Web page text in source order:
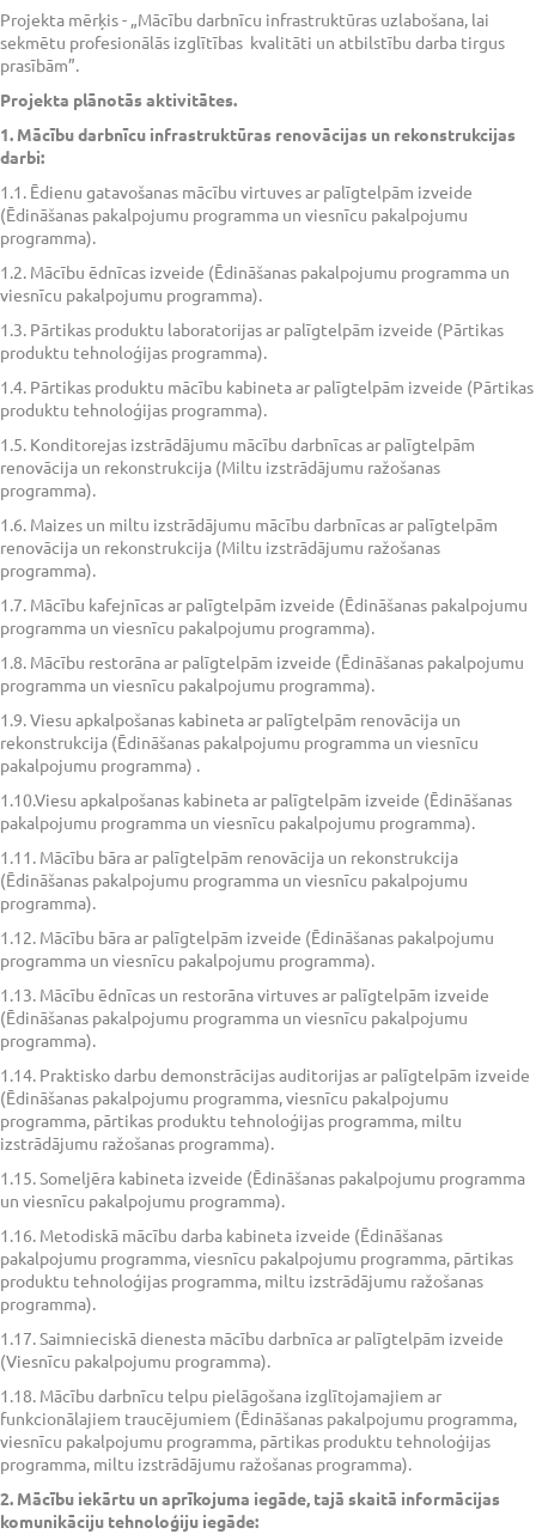
Projekta mērķis - „Mācību darbnīcu infrastruktūras uzlabošana, lai
sekmētu profesionālās izglītības kvalitāti un atbilstību darba tirgus
prasībām”.
Projekta plānotās aktivitātes.
1. Mācību darbnīcu infrastruktūras renovācijas un rekonstrukcijas
darbi:
1.1. Ēdienu gatavošanas mācību virtuves ar palīgtelpām izveide
(Ēdināšanas pakalpojumu programma un viesnīcu pakalpojumu
programma).
1.2. Mācību ēdnīcas izveide (Ēdināšanas pakalpojumu programma un
viesnīcu pakalpojumu programma).
1.3. Pārtikas produktu laboratorijas ar palīgtelpām izveide (Pārtikas
produktu tehnoloģijas programma).
1.4. Pārtikas produktu mācību kabineta ar palīgtelpām izveide (Pārtikas
produktu tehnoloģijas programma).
1.5. Konditorejas izstrādājumu mācību darbnīcas ar palīgtelpām
renovācija un rekonstrukcija (Miltu izstrādājumu ražošanas
programma).
1.6. Maizes un miltu izstrādājumu mācību darbnīcas ar palīgtelpām
renovācija un rekonstrukcija (Miltu izstrādājumu ražošanas
programma).
1.7. Mācību kafejnīcas ar palīgtelpām izveide (Ēdināšanas pakalpojumu
programma un viesnīcu pakalpojumu programma).
1.8. Mācību restorāna ar palīgtelpām izveide (Ēdināšanas pakalpojumu
programma un viesnīcu pakalpojumu programma).
1.9. Viesu apkalpošanas kabineta ar palīgtelpām renovācija un
rekonstrukcija (Ēdināšanas pakalpojumu programma un viesnīcu
pakalpojumu programma) .
1.10.Viesu apkalpošanas kabineta ar palīgtelpām izveide (Ēdināšanas
pakalpojumu programma un viesnīcu pakalpojumu programma).
1.11. Mācību bāra ar palīgtelpām renovācija un rekonstrukcija
(Ēdināšanas pakalpojumu programma un viesnīcu pakalpojumu
programma).
1.12. Mācību bāra ar palīgtelpām izveide (Ēdināšanas pakalpojumu
programma un viesnīcu pakalpojumu programma).
1.13. Mācību ēdnīcas un restorāna virtuves ar palīgtelpām izveide
(Ēdināšanas pakalpojumu programma un viesnīcu pakalpojumu
programma).
1.14. Praktisko darbu demonstrācijas auditorijas ar palīgtelpām izveide
(Ēdināšanas pakalpojumu programma, viesnīcu pakalpojumu
programma, pārtikas produktu tehnoloģijas programma, miltu
izstrādājumu ražošanas programma).
1.15. Someljēra kabineta izveide (Ēdināšanas pakalpojumu programma
un viesnīcu pakalpojumu programma).
1.16. Metodiskā mācību darba kabineta izveide (Ēdināšanas
pakalpojumu programma, viesnīcu pakalpojumu programma, pārtikas
produktu tehnoloģijas programma, miltu izstrādājumu ražošanas
programma).
1.17. Saimnieciskā dienesta mācību darbnīca ar palīgtelpām izveide
(Viesnīcu pakalpojumu programma).
1.18. Mācību darbnīcu telpu pielāgošana izglītojamajiem ar
funkcionālajiem traucējumiem (Ēdināšanas pakalpojumu programma,
viesnīcu pakalpojumu programma, pārtikas produktu tehnoloģijas
programma, miltu izstrādājumu ražošanas programma).
2. Mācību iekārtu un aprīkojuma iegāde, tajā skaitā informācijas
komunikāciju tehnoloģiju iegāde: